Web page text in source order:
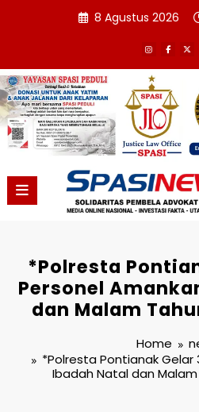
8 Agustus 2026
*Polresta
Personel
dan Malam
Home
*Polresta Pontianak Gelar
Ibadah Natal dan